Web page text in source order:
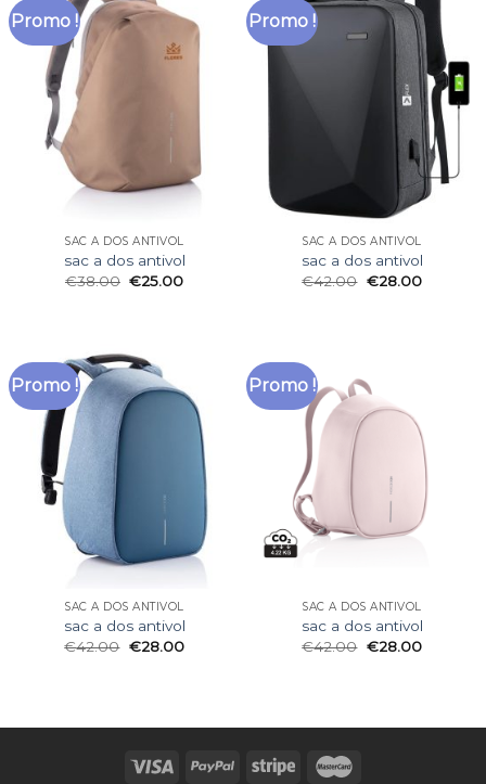
Promo !
SAC A DOS ANTIVOL
sac a dos antivol
€38.00 €25.00
Promo !
SAC A DOS ANTIVOL
sac a dos antivol
€42.00 €28.00
Promo !
SAC A DOS ANTIVOL
sac a dos antivol
€42.00 €28.00
Promo !
SAC A DOS ANTIVOL
sac a dos antivol
€42.00 €28.00